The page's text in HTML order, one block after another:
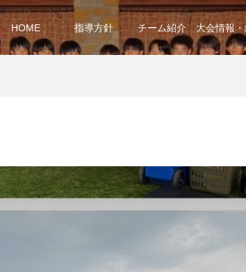
HOME 指導方針 チーム紹介 大会情報